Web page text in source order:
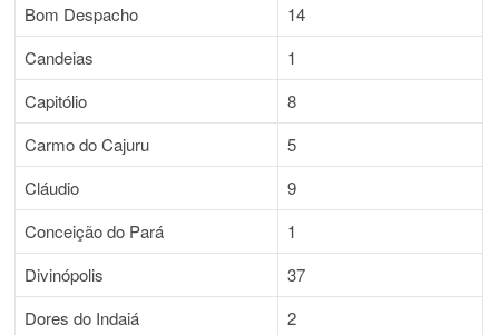
Bom Despacho
14
Candeias
1
Capitólio
8
Carmo do Cajuru
5
Cláudio
9
Conceição do Pará
1
Divinópolis
37
Dores do Indaiá
2